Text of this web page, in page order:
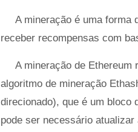
A mineração é uma forma
receber recompensas com
A mineração de Ethereum
algoritmo de mineração
direcionado), que é um bloco
pode ser necessário